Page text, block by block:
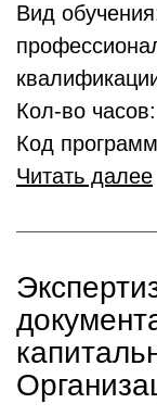
Вид
Кол-во
Код
Читать далее